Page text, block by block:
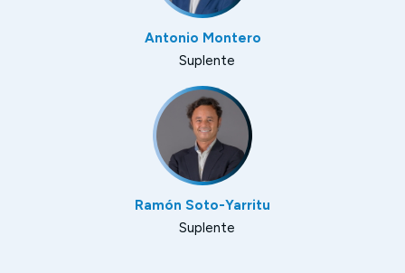
Antonio Montero
Suplente
Ramón Soto-Yarritu
Suplente